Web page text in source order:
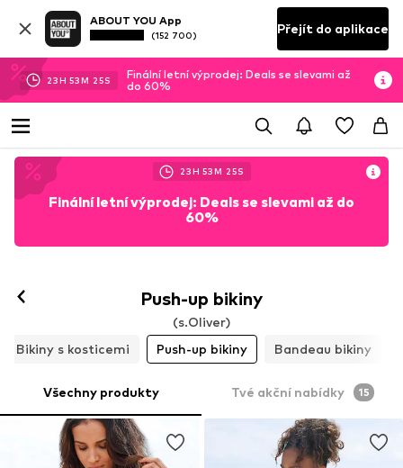
ABOUT YOU App
(152 700) Přejít do aplikace
23H 53M 23S
Finální letní výprodej: Deals se slevami až
do 60%
23H 53M 23S
Finální letní výprodej: Deals se slevami až do
60%
Push-up bikiny
(s.Oliver)
Bikiny s kosticemi
Push-up bikiny Bandeau bikiny
Všechny produkty Tvé akční nabídky 15